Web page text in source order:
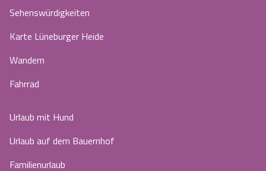
Sehenswürdigkeiten
Karte Lüneburger Heide
Wandern
Fahrrad
Urlaub mit Hund
Urlaub auf dem Bauernhof
Familienurlaub